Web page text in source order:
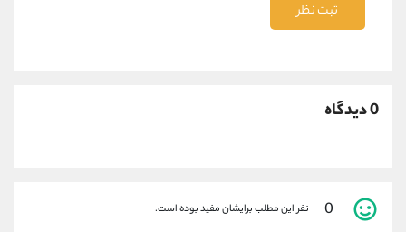
ثبت نظر
0 دیدگاه
0 نفر این مطلب برایشان مفید بوده است.